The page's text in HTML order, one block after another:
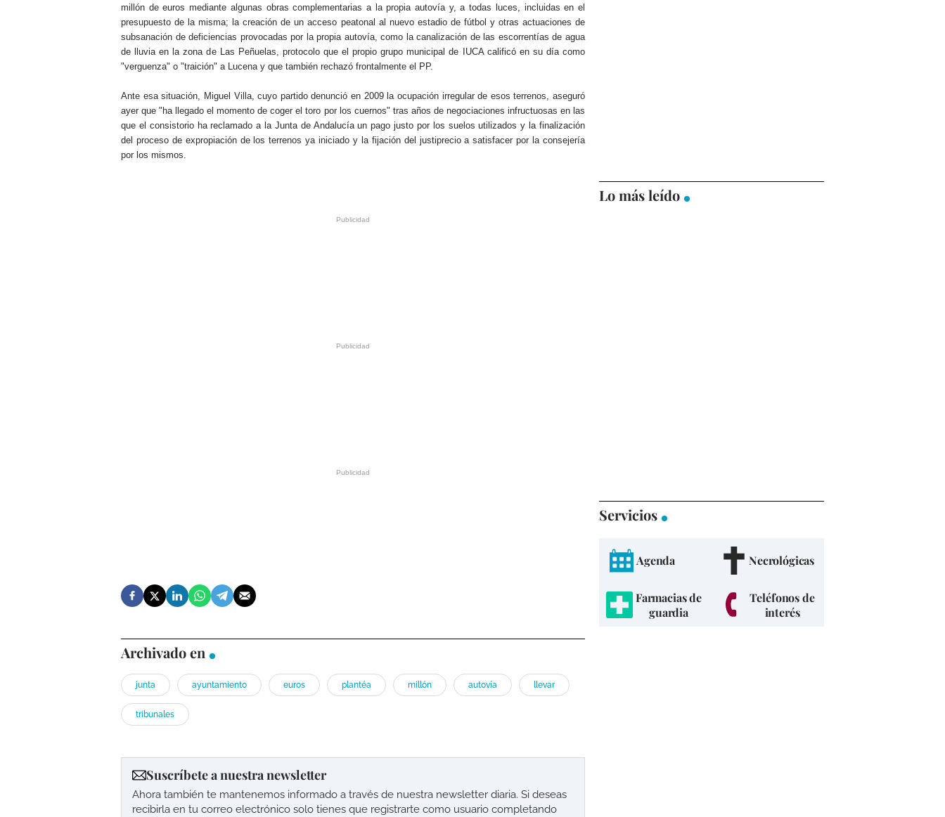
millón de euros mediante algunas obras complementarias a la propia autovía y, a todas luces, incluidas en el
presupuesto de la misma; la creación de un acceso peatonal al nuevo estadio de fútbol y otras actuaciones de
subsanación de deficiencias provocadas por la propia autovía, como la canalización de las escorrentías de agua
de lluvia en la zona de Las Peñuelas, protocolo que el propio grupo municipal de IUCA calificó en su día como
"verguenza" o "traición" a Lucena y que también rechazó frontalmente el PP.
Ante esa situación, Miguel Villa, cuyo partido denunció en 2009 la ocupación irregular de esos terrenos, aseguró
ayer que "ha llegado el momento de coger el toro por los cuernos" tras años de negociaciones infructuosas en las
que el consistorio ha reclamado a la Junta de Andalucía un pago justo por los suelos utilizados y la finalización
del proceso de expropiación de los terrenos ya iniciado y la fijación del justiprecio a satisfacer por la consejería
por los mismos.
Archivado en
junta ayuntamiento euros plantéa millón autovía llevar
tribunales
Suscríbete a nuestra newsletter
Ahora también te mantenemos informado a través de nuestra newsletter diaria. Si deseas
recibirla en tu correo electrónico solo tienes que registrarte como usuario completando
Lo más leído
Servicios
Agenda Necrológicas
Farmacias de
guardia
Teléfonos de
interés